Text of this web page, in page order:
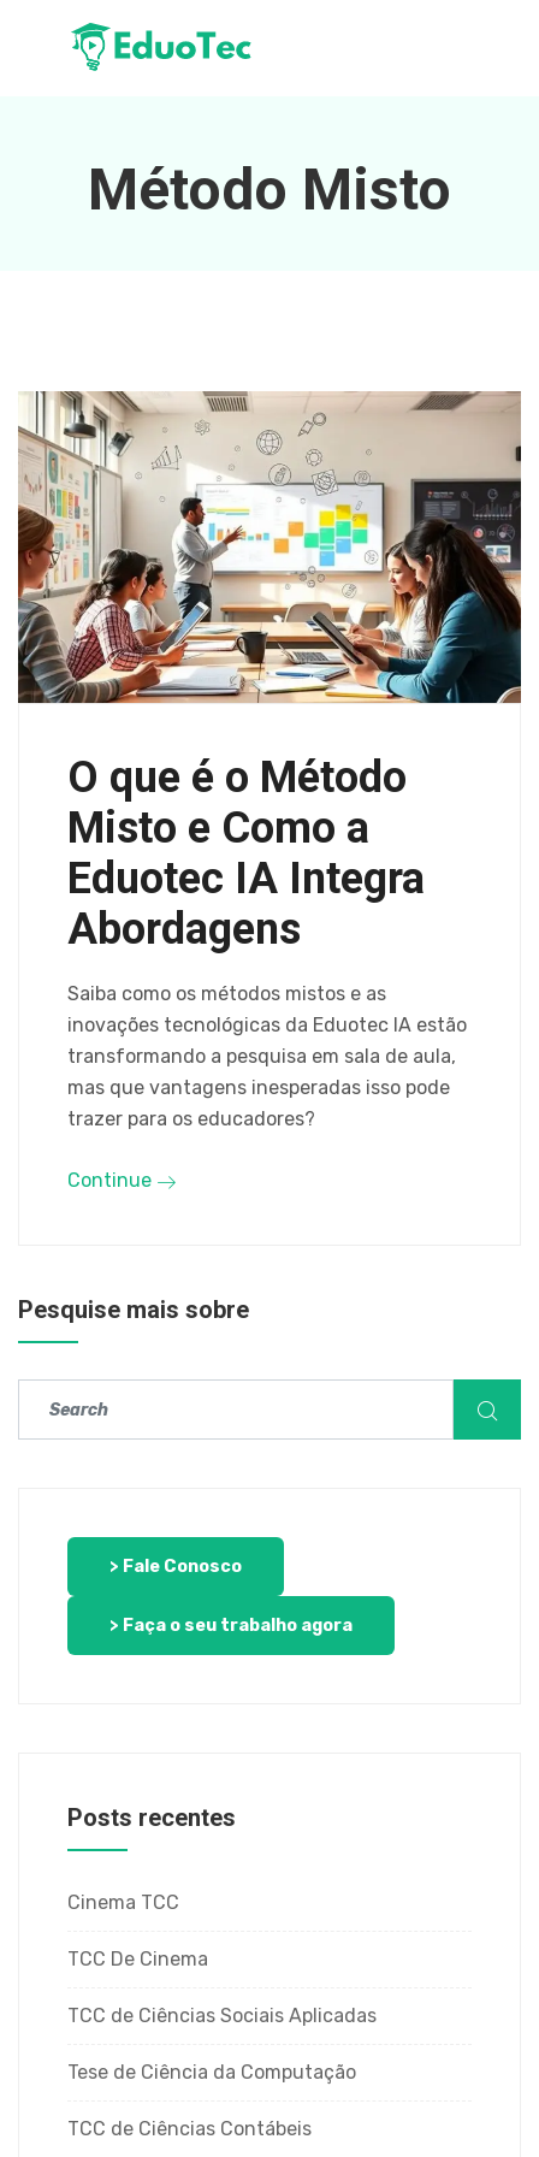
Método Misto
O que é o Método
Misto e Como a
Eduotec IA Integra
Abordagens
Saiba como os métodos mistos e as
inovações tecnológicas da Eduotec IA estão
transformando a pesquisa em sala de aula,
mas que vantagens inesperadas isso pode
trazer para os educadores?
Continue
Pesquise mais sobre
> Fale Conosco
> Faça o seu trabalho agora
Posts recentes
Cinema TCC
TCC De Cinema
TCC de Ciências Sociais Aplicadas
Tese de Ciência da Computação
TCC de Ciências Contábeis